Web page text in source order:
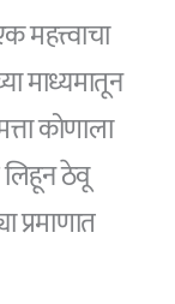
महत्त्वाचा
माध्यमातून
कोणाला
लिहून ठेवू
प्रमाणात